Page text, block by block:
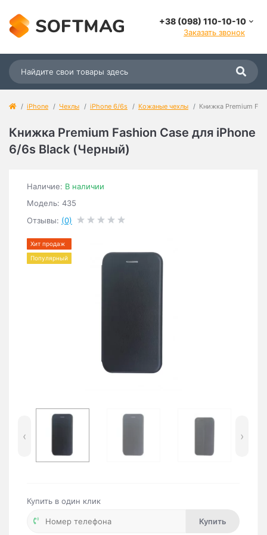
+38 (098) 110-10-10
Заказать звонок
iPhone Чехлы iPhone 6/6s Кожаные чехлы Книжка Premium
Книжка Premium Fashion Case для iPhone
6/6s Black (Черный)
Наличие: В наличии
Модель: 435
Отзывы: (0)
Хит продаж
Популярный
‹ ›
Купить в один клик
Купить